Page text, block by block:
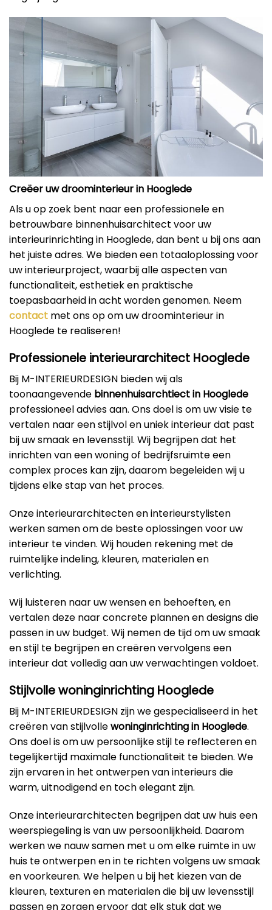
Creëer uw droominterieur in Hooglede
Als u op zoek bent naar een professionele en
betrouwbare binnenhuisarchitect voor uw
interieurinrichting in Hooglede, dan bent u bij ons aan
het juiste adres. We bieden een totaaloplossing voor
uw interieurproject, waarbij alle aspecten van
functionaliteit, esthetiek en praktische
toepasbaarheid in acht worden genomen. Neem
contact met ons op om uw droominterieur in
Hooglede te realiseren!
Professionele interieurarchitect Hooglede
Bij M-INTERIEURDESIGN bieden wij als
toonaangevende binnenhuisarchtiect in Hooglede
professioneel advies aan. Ons doel is om uw visie te
vertalen naar een stijlvol en uniek interieur dat past
bij uw smaak en levensstijl. Wij begrijpen dat het
inrichten van een woning of bedrijfsruimte een
complex proces kan zijn, daarom begeleiden wij u
tijdens elke stap van het proces.
Onze interieurarchitecten en interieurstylisten
werken samen om de beste oplossingen voor uw
interieur te vinden. Wij houden rekening met de
ruimtelijke indeling, kleuren, materialen en
verlichting.
Wij luisteren naar uw wensen en behoeften, en
vertalen deze naar concrete plannen en designs die
passen in uw budget. Wij nemen de tijd om uw smaak
en stijl te begrijpen en creëren vervolgens een
interieur dat volledig aan uw verwachtingen voldoet.
Stijlvolle woninginrichting Hooglede
Bij M-INTERIEURDESIGN zijn we gespecialiseerd in het
creëren van stijlvollewoninginrichting in Hooglede.
Ons doel is om uw persoonlijke stijl te reflecteren en
tegelijkertijd maximale functionaliteit te bieden. We
zijn ervaren in het ontwerpen van interieurs die
warm, uitnodigend en toch elegant zijn.
Onze interieurarchitecten begrijpen dat uw huis een
weerspiegeling is van uw persoonlijkheid. Daarom
werken we nauw samen met u om elke ruimte in uw
huis te ontwerpen en in te richten volgens uw smaak
en voorkeuren. We helpen u bij het kiezen van de
kleuren, texturen en materialen die bij uw levensstijl
passen en zorgen ervoor dat elk stuk dat we